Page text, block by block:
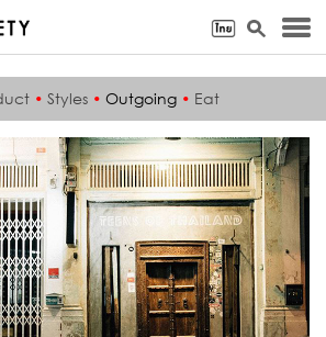
• Styles • Outgoing • Eat